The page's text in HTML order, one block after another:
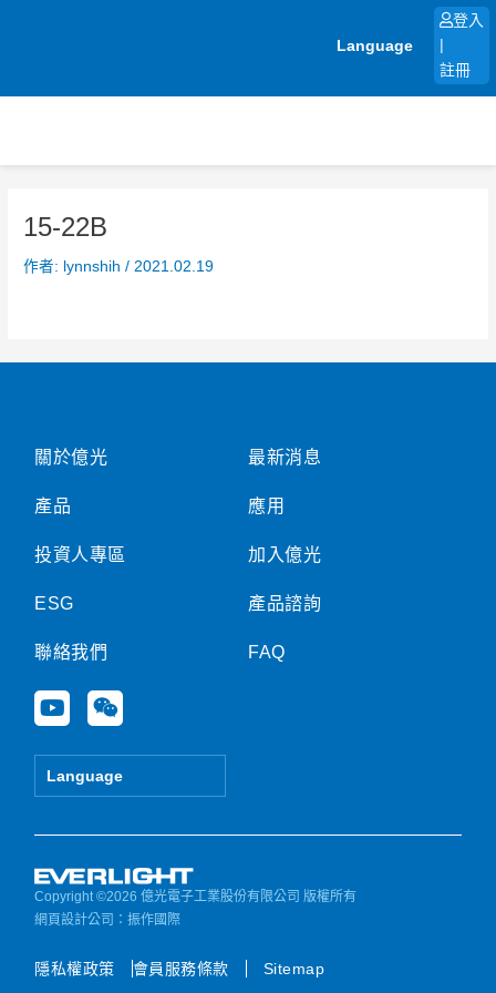
Language
登入
註冊
15-22B
作者: lynnshih/ 2021.02.19
關於億光
產品
投資人專區
ESG
聯絡我們
Y
o
u
e
W
e
i
Language
最新消息
應用
加入億光
產品諮詢
FAQ
Copyright ©2026 億光電子工業股份有限公司 版權所有
網頁設計公司 ：振作國際
隱私權政策 會員服務條款 Sitemap